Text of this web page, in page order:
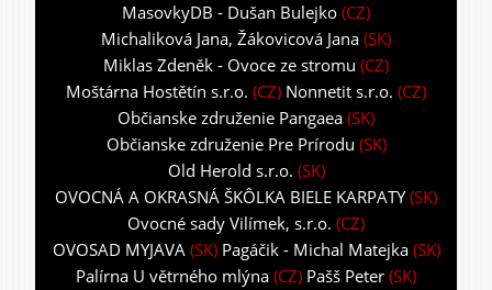
MasovkyDB - Dušan Bulejko (CZ)
Michaliková Jana, Žákovicová Jana (SK)
Miklas Zdeněk - Ovoce ze stromu (CZ)
Moštárna Hostětín s.r.o. (CZ) Nonnetit s.r.o. (CZ)
Občianske združenie Pangaea (SK)
Občianske združenie Pre Prírodu (SK)
Old Herold s.r.o. (SK)
OVOCNÁ A OKRASNÁ ŠKÔLKA BIELE KARPATY(SK)
Ovocné sady Vilímek, s.r.o. (CZ)
OVOSAD MYJAVA(SK) Pagáčik - Michal Matejka(SK)
Palírna U větrného mlýna (CZ) Pašš Peter (SK)